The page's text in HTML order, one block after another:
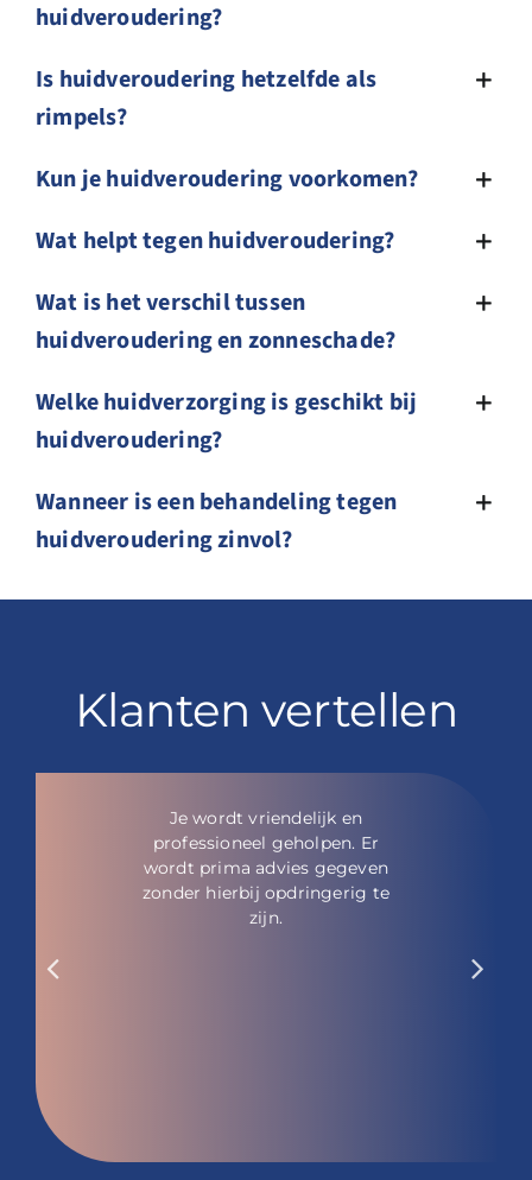
huidveroudering?
Is huidveroudering hetzelfde als
rimpels?
Kun je huidveroudering voorkomen?
Wat helpt tegen huidveroudering?
Wat is het verschil tussen
huidveroudering en zonneschade?
Welke huidverzorging is geschikt bij
huidveroudering?
Wanneer is een behandeling tegen
huidveroudering zinvol?
Klanten vertellen
Je wordt vriendelijk en
professioneel geholpen. Er
wordt prima advies gegeven
zonder hierbij opdringerig te
zijn.